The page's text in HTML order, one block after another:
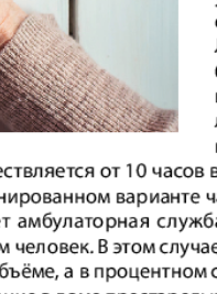
Акцент
Артек
Бизнес парк